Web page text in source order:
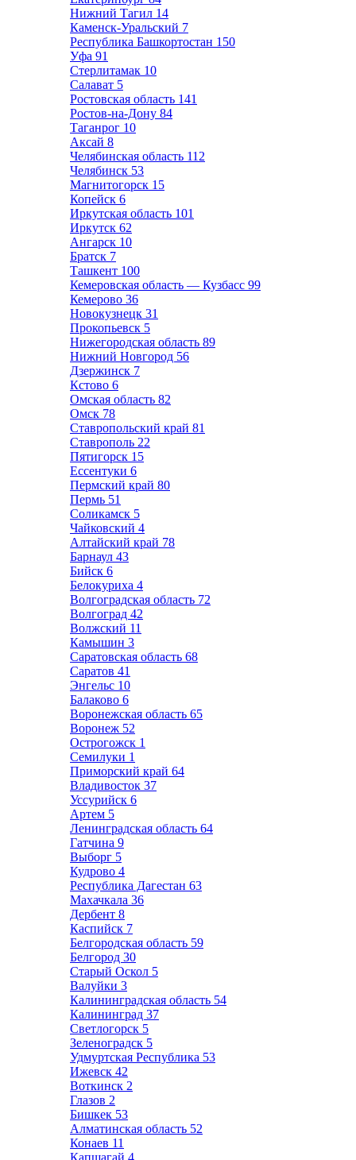
Нижний Тагил 14
Каменск-Уральский 7
Республика Башкортостан 150
Уфа 91
Стерлитамак 10
Салават 5
Ростовская область 141
Ростов-на-Дону 84
Таганрог 10
Аксай 8
Челябинская область 112
Челябинск 53
Магнитогорск 15
Копейск 6
Иркутская область 101
Иркутск 62
Ангарск 10
Братск 7
Ташкент 100
Кемеровская область — Кузбасс 99
Кемерово 36
Новокузнецк 31
Прокопьевск 5
Нижегородская область 89
Нижний Новгород 56
Дзержинск 7
Кстово 6
Омская область 82
Омск 78
Ставропольский край 81
Ставрополь 22
Пятигорск 15
Ессентуки 6
Пермский край 80
Пермь 51
Соликамск 5
Чайковский 4
Алтайский край 78
Барнаул 43
Бийск 6
Белокуриха 4
Волгоградская область 72
Волгоград 42
Волжский 11
Камышин 3
Саратовская область 68
Саратов 41
Энгельс 10
Балаково 6
Воронежская область 65
Воронеж 52
Острогожск 1
Семилуки 1
Приморский край 64
Владивосток 37
Уссурийск 6
Артем 5
Ленинградская область 64
Гатчина 9
Выборг 5
Кудрово 4
Республика Дагестан 63
Махачкала 36
Дербент 8
Каспийск 7
Белгородская область 59
Белгород 30
Старый Оскол 5
Валуйки 3
Калининградская область 54
Калининград 37
Светлогорск 5
Зеленоградск 5
Удмуртская Республика 53
Ижевск 42
Воткинск 2
Глазов 2
Бишкек 53
Алматинская область 52
Конаев 11
Капшагай 4